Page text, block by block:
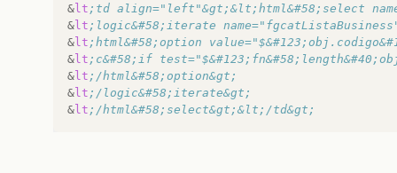
&lt ;td align="left"&gt;&lt;html&#58;select
&lt ;logic&#58;iterate
&lt ;html&#58;option
&lt ;c&#58;if
&lt ;/html&#58;option&gt;
&lt ;/logic&#58;iterate&gt;
&lt ;/html&#58;select&gt;&lt;/td&gt;